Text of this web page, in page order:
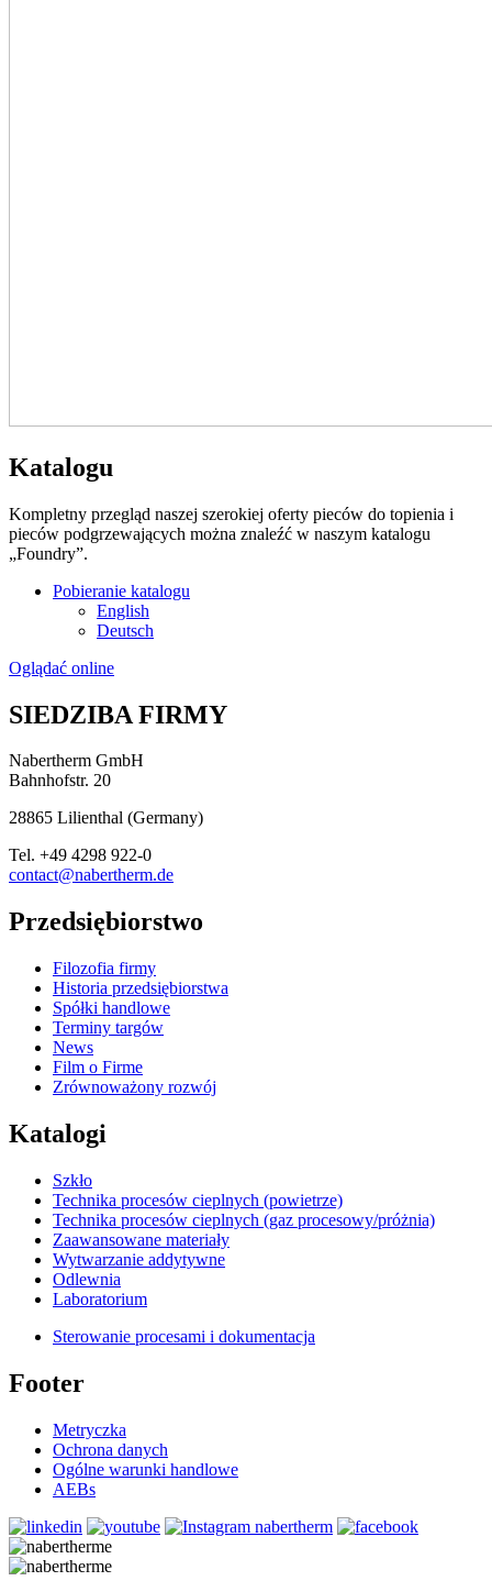
Katalogu
Kompletny przegląd naszej szerokiej oferty pieców do topienia i
pieców podgrzewających można znaleźć w naszym katalogu
„Foundry”.
Pobieranie katalogu
English
Deutsch
Oglądać online
SIEDZIBA FIRMY
Nabertherm GmbH
Bahnhofstr. 20
28865 Lilienthal (Germany)
Tel. +49 4298 922-0
contact@nabertherm.de
Przedsiębiorstwo
Filozofia firmy
Historia przedsiębiorstwa
Spółki handlowe
Terminy targów
News
Film o Firme
Zrównoważony rozwój
Katalogi
Szkło
Technika procesów cieplnych (powietrze)
Technika procesów cieplnych (gaz procesowy/próżnia)
Zaawansowane materiały
Wytwarzanie addytywne
Odlewnia
Laboratorium
Sterowanie procesami i dokumentacja
Footer
Metryczka
Ochrona danych
Ogólne warunki handlowe
AEBs